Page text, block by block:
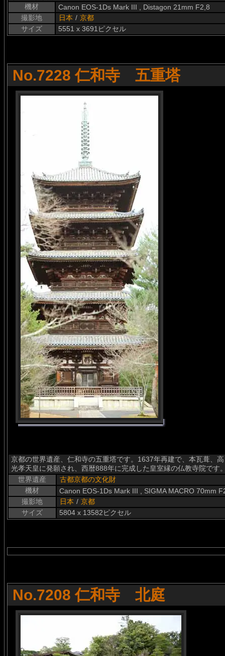
機材
Canon EOS-1Ds Mark III , Distagon 21mm F2,8
撮影地
日本 / 京都
サイズ
5551 x 3691ピクセル
No.7228 仁和寺 五重塔
京都の世界遺産、仁和寺の五重塔です。1637年再建で、本瓦葺、
光孝天皇に発願され、西暦888年に完成した皇室縁の仏教寺院です
世界遺産
古都京都の文化財
機材
Canon EOS-1Ds Mark III , SIGMA MACRO 70mm
撮影地
日本 / 京都
サイズ
5804 x 13582ピクセル
No.7208 仁和寺 北庭